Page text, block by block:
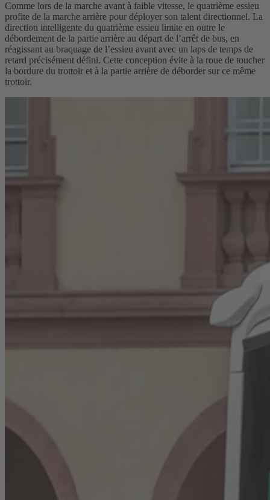
Comme lors de la marche avant à faible vitesse, le quatrième essieu
profite de la marche arrière pour déployer son talent directionnel. La
direction intelligente du quatrième essieu limite en outre le
débordement de la partie arrière au départ de l’arrêt de bus, en
réagissant au braquage de l’essieu avant avec un laps de temps de
retard précisément défini. Cette conception évite à la roue de toucher
la bordure du trottoir et à la partie arrière de déborder sur ce même
trottoir.